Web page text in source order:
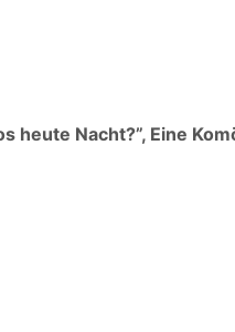
heute Nacht?”, Eine